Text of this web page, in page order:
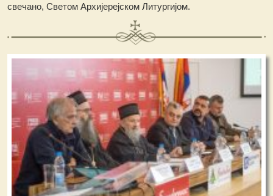
свечано, Светом Архијерејском Литургијом.